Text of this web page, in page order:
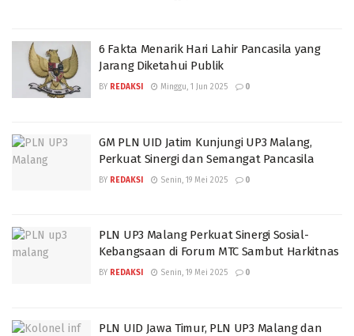
6 Fakta Menarik Hari Lahir Pancasila yang
Jarang Diketahui Publik
BY REDAKSI Minggu, 1 Jun 2025 0
GM PLN UID Jatim Kunjungi UP3 Malang,
Perkuat Sinergi dan Semangat Pancasila
BY REDAKSI Senin, 19 Mei 2025 0
PLN UP3 Malang Perkuat Sinergi Sosial-
Kebangsaan di Forum MTC Sambut Harkitnas
BY REDAKSI Senin, 19 Mei 2025 0
PLN UID Jawa Timur, PLN UP3 Malang dan